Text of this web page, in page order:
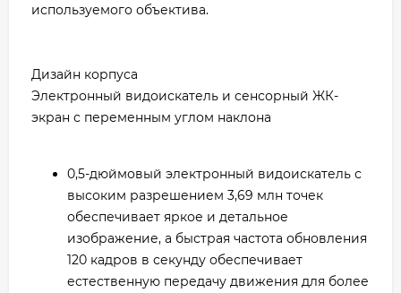
используемого объектива.
Дизайн корпуса
Электронный видоискатель и сенсорный ЖК-
экран с переменным углом наклона
0,5-дюймовый электронный видоискатель с
высоким разрешением 3,69 млн точек
обеспечивает яркое и детальное
изображение, а быстрая частота обновления
120 кадров в секунду обеспечивает
естественную передачу движения для более